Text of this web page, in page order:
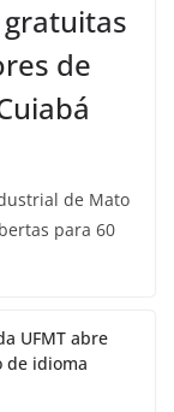
gratuitas
de
de Mato
para 60
UFMT abre
de idioma